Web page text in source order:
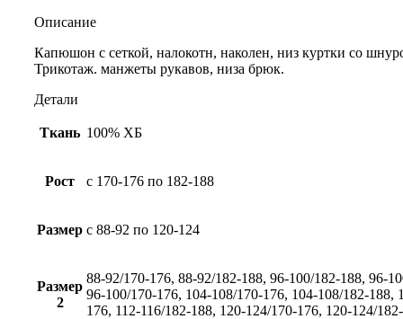
Описание
Капюшон с сеткой, налокотн, наколен, низ куртки со
Трикотаж. манжеты рукавов, низа брюк.
Детали
Ткань 100% ХБ
Рост с 170-176 по 182-188
Размер с 88-92 по 120-124
Размер
2
88-92/170-176, 88-92/182-188, 96-100/182-188, 96-
96-100/170-176, 104-108/170-176, 104-108/182-188,
176, 112-116/182-188, 120-124/170-176, 120-124/